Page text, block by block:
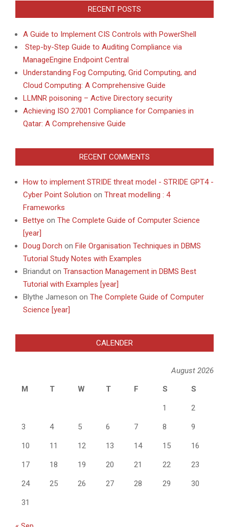
RECENT POSTS
A Guide to Implement CIS Controls with PowerShell
Step-by-Step Guide to Auditing Compliance via
ManageEngine Endpoint Central
Understanding Fog Computing, Grid Computing, and
Cloud Computing: A Comprehensive Guide
LLMNR poisoning – Active Directory security
Achieving ISO 27001 Compliance for Companies in
Qatar: A Comprehensive Guide
RECENT COMMENTS
How to implement STRIDE threat model - STRIDE GPT4 -
Cyber Point Solution on Threat modelling : 4
Frameworks
Bettye on The Complete Guide of Computer Science
[year]
Doug Dorch on File Organisation Techniques in DBMS
Tutorial Study Notes with Examples
Briandut on Transaction Management in DBMS Best
Tutorial with Examples [year]
Blythe Jameson on The Complete Guide of Computer
Science [year]
CALENDER
August 2026
M
T W T F S S
1 2
3 4 5 6 7 8 9
10 11 12 13 14 15 16
17 18 19 20 21 22 23
24 25 26 27 28 29 30
31